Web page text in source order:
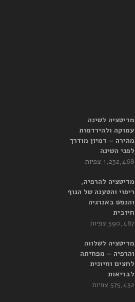
מדיטציה לשינה
עמוקה ולהירדמות
מהירה – דמיון מודרך
לפני השינה
1,232,468 צפיות
מדיטציה להרפיה,
ריפוי והטענה של הגוף
והנפש באנרגיה
חיובית
590,487 צפיות
מדיטציה לשלווה
והרפיה – מפחיתה
לחצים וחיונית
לבריאות
575,432 צפיות